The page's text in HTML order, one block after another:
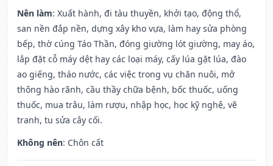
Nên làm: Xuất hành, đi tàu thuyền, khởi tạo, động thổ,
san nền đắp nền, dựng xây kho vựa, làm hay sửa phòng
bếp, thờ cúng Táo Thần, đóng giường lót giường, may áo,
lắp đặt cỗ máy dệt hay các loại máy, cấy lúa gặt lúa, đào
ao giếng, tháo nước, các việc trong vụ chăn nuôi, mở
thông hào rãnh, cầu thầy chữa bệnh, bốc thuốc, uống
thuốc, mua trâu, làm rượu, nhập học, học kỹ nghệ, vẽ
tranh, tu sửa cây cối.
Không nên: Chôn cất